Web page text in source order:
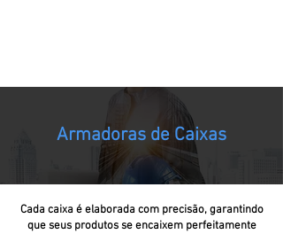
Armadoras de Caixas
Cada caixa é elaborada com precisão, garantindo
que seus produtos se encaixem perfeitamente